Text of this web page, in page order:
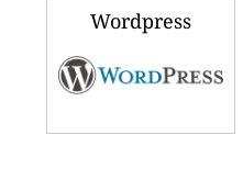
Wordpress